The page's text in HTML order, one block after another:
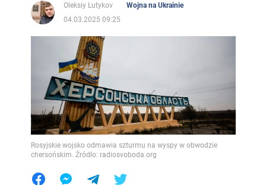
Oleksiy Lutykov
Wojna na Ukrainie
04.03.2025 09:25
Rosyjskie wojsko odmawia szturmu na wyspy w obwodzie
chersońskim. Źródło: radiosvoboda.org